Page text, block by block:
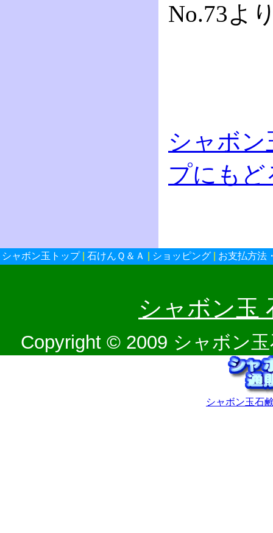
No.73よ
シャボン
プにもど
シャボン玉トップ| 石けんＱ＆Ａ ショッピング お支払方法
シャボン玉
Copyright © 2009 シャボン
シャボン玉石